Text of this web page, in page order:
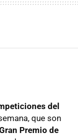
del
que son
Premio de